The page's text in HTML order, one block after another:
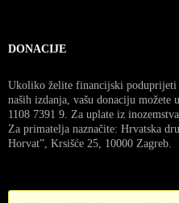
DONACIJE
Ukoliko želite financijski poduprijeti
naših izdanja, vašu donaciju
1108 7391 9. Za uplate iz
Za primatelja naznačite: Hrvatska
Horvat”, Krsišće 25, 10000 Zagreb.